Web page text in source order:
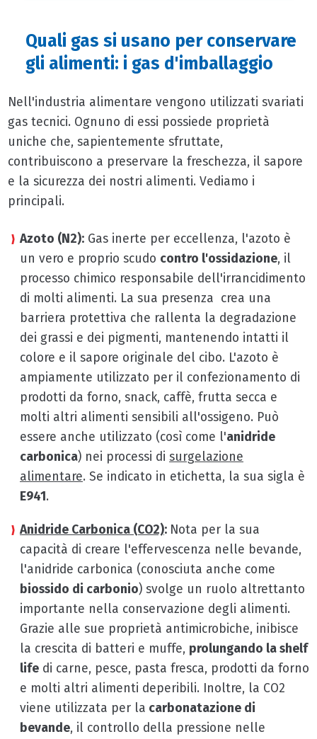
Quali gas si usano per conservare
gli alimenti: i gas d'imballaggio
Nell'industria alimentare vengono utilizzati svariati
gas tecnici. Ognuno di essi possiede proprietà
uniche che, sapientemente sfruttate,
contribuiscono a preservare la freschezza, il sapore
e la sicurezza dei nostri alimenti. Vediamo i
principali.
Azoto (N2): Gas inerte per eccellenza, l'azoto è
un vero e proprio scudo contro l'ossidazione, il
processo chimico responsabile dell'irrancidimento
di molti alimenti. La sua presenza crea una
barriera protettiva che rallenta la degradazione
dei grassi e dei pigmenti, mantenendo intatti il
colore e il sapore originale del cibo. L'azoto è
ampiamente utilizzato per il confezionamento di
prodotti da forno, snack, caffè, frutta secca e
molti altri alimenti sensibili all'ossigeno. Può
essere anche utilizzato (così come l'anidride
carbonica) nei processi di surgelazione
alimentare. Se indicato in etichetta, la sua sigla è
E941 .
Anidride Carbonica (CO2): Nota per la sua
capacità di creare l'effervescenza nelle bevande,
l'anidride carbonica (conosciuta anche come
biossido di carbonio) svolge un ruolo altrettanto
importante nella conservazione degli alimenti.
Grazie alle sue proprietà antimicrobiche, inibisce
la crescita di batteri e muffe, prolungando la shelf
life di carne, pesce, pasta fresca, prodotti da forno
e molti altri alimenti deperibili. Inoltre, la CO2
viene utilizzata per la carbonatazione di
bevande, il controllo della pressione nelle